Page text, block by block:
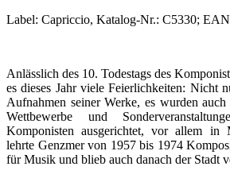
Label: Capriccio, Katalog-Nr.: C5330;
Anlässlich des 10. Todestags des
es dieses Jahr viele Feierlichkeiten: Nicht
Aufnahmen seiner Werke, es wurden
Wettbewerbe und
Komponisten ausgerichtet, vor allem in
lehrte Genzmer von 1957 bis 1974
für Musik und blieb auch danach der Stadt